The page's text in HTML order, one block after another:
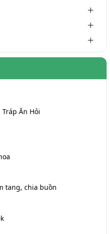
Tráp Ăn Hỏi
tang, chia buồn